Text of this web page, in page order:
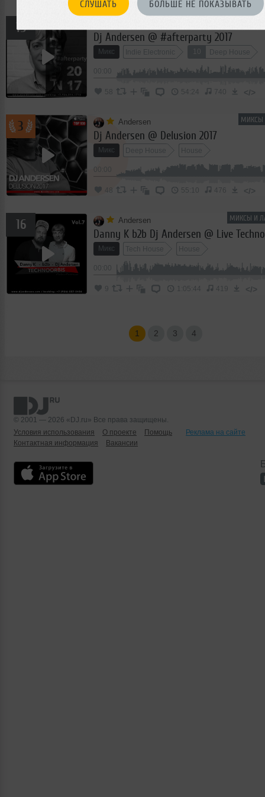
СЛУШАТЬ БОЛЬШЕ НЕ ПОКАЗЫВАТЬ
15
Dj Andersen @ #afterparty 2017
Микс Indie Electronic 10 Deep House
58 54:24 740 </>
МИКСЫ
3 Andersen
Dj Andersen @ Delusion 2017
Микс Deep House House
55:10 476 </>
МИКСЫ И
16 Andersen
Danny K b2b Dj Andersen @ Live
Микс Tech House House
9 1:05:44 419 </>
1 2 3 4
© 2001 — 2026 «DJ.ru» Все права защищены.
Условия использования
О проекте Помощь
Реклама на сайте
Контактная информация
Вакансии